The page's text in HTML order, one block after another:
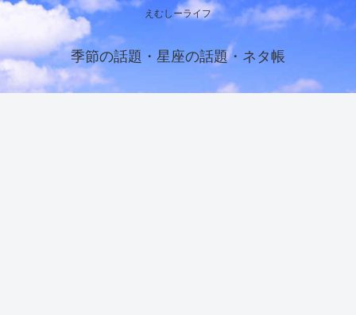
えむしーライフ
季節の話題・星座の話題・ネタ帳